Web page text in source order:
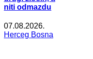
niti odmazdu
07.08.2026.
Herceg Bosna